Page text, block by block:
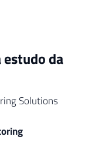
da
Solutions